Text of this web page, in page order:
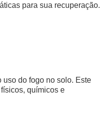
para sua recuperação.
do fogo no solo. Este
químicos e